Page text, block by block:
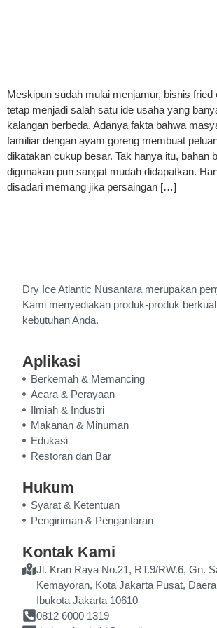
Meskipun sudah mulai menjamur, bisnis fried
tetap menjadi salah satu ide usaha yang
kalangan berbeda. Adanya fakta bahwa
familiar dengan ayam goreng membuat
dikatakan cukup besar. Tak hanya itu, bahan
digunakan pun sangat mudah didapatkan.
disadari memang jika persaingan […]
Dry Ice Atlantic Nusantara merupakan
Kami menyediakan produk-produk
kebutuhan Anda.
Aplikasi
Berkemah & Memancing
Acara & Perayaan
Ilmiah & Industri
Makanan & Minuman
Edukasi
Restoran dan Bar
Hukum
Syarat & Ketentuan
Pengiriman & Pengantaran
Kontak Kami
Jl. Kran Raya No.21, RT.9/RW.6, Gn.
Kemayoran, Kota Jakarta Pusat,
Ibukota Jakarta 10610
0812 6000 1319